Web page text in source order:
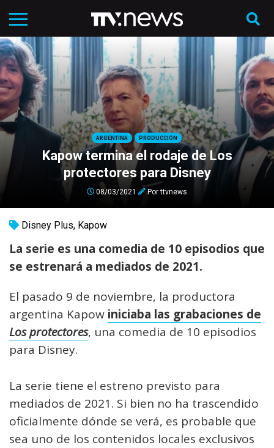
ARGENTINA PRODUCCIÓN
Kapow termina el rodaje de Los
protectores para Disney
08/03/2021 Porttvnews
Disney Plus, Kapow
La serie es una comedia de 10 episodios que
se estrenará a mediados de 2021.
El pasado 9 de noviembre, la productora
argentina Kapow iniciaba las grabaciones de
Los protectores, una comedia de 10 episodios
para Disney.
La serie tiene el estreno previsto para
mediados de 2021. Si bien no ha trascendido
oficialmente dónde se verá, es probable que
sea uno de los contenidos locales exclusivos